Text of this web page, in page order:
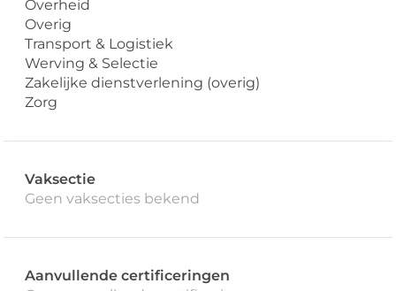
Overheid
Overig
Transport & Logistiek
Werving & Selectie
Zakelijke dienstverlening (overig)
Zorg
Vaksectie
Geen vaksecties bekend
Aanvullende certificeringen